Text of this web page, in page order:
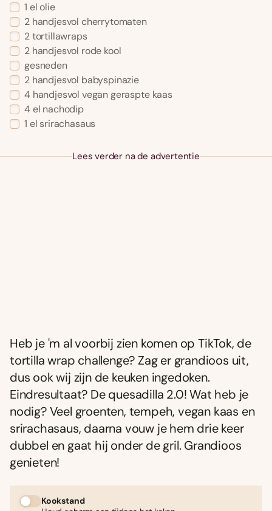
1 el olie
2 handjesvol cherrytomaten
2 tortillawraps
2 handjesvol rode kool
gesneden
2 handjesvol babyspinazie
4 handjesvol vegan geraspte kaas
4 el nachodip
1 el srirachasaus
Lees verder na de advertentie
Heb je 'm al voorbij zien komen op TikTok, de
tortilla wrap challenge? Zag er grandioos uit,
dus ook wij zijn de keuken ingedoken.
Eindresultaat? De quesadilla 2.0! Wat heb je
nodig? Veel groenten, tempeh, vegan kaas en
srirachasaus, daarna vouw je hem drie keer
dubbel en gaat hij onder de gril. Grandioos
genieten!
Kookstand